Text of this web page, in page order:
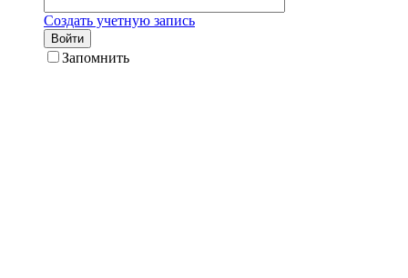
Создать учетную запись
Войти
Запомнить